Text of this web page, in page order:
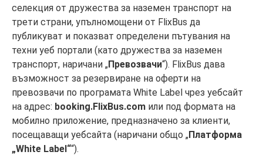
селекция от дружества за наземен транспорт на
трети страни, упълномощени от FlixBus да
публикуват и показват определени пътувания на
техни уеб портали (като дружества за наземен
транспорт, наричани „Превозвачи“). FlixBus дава
възможност за резервиране на оферти на
превозвачи по програмата White Label чрез уебсайт
на адрес: booking.FlixBus.com или под формата на
мобилно приложение, предназначено за клиенти,
посещаващи уебсайта (наричани общо „Платформа
„White Label““).